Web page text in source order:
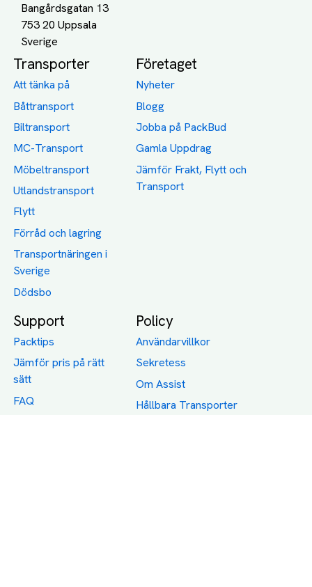
Bangårdsgatan 13
753 20 Uppsala
Transporter
Att tänka på
Båttransport
Biltransport
MC-Transport
Möbeltransport
Utlandstransport
Flytt
Förråd och lagring
Transportnäringen i
Sverige
Dödsbo
Företaget
Nyheter
Blogg
Jobba på PackBud
Gamla Uppdrag
Jämför Frakt, Flytt och
Transport
Support
Packtips
Jämför pris på rätt
sätt
FAQ
Policy
Användarvillkor
Sekretess
Om Assist
Hållbara Transporter